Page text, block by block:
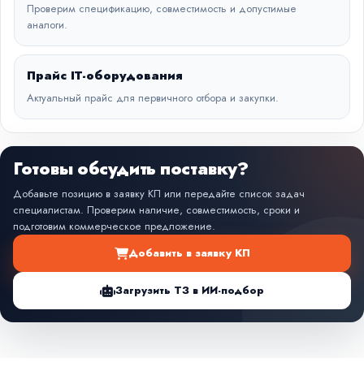
Проверим спецификацию, совместимость и допустимые
аналоги.
Прайс IT-оборудования
Актуальный прайс для первичного отбора и закупки.
Готовы обсудить поставку?
Добавьте позицию в заявку КП или передайте список задач
специалистам. Проверим наличие, совместимость, сроки и
подготовим коммерческое предложение.
Добавить в заявку КП
Загрузить ТЗ в ИИ-подбор